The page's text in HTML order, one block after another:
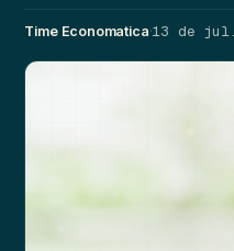
Time Economatica·13 de